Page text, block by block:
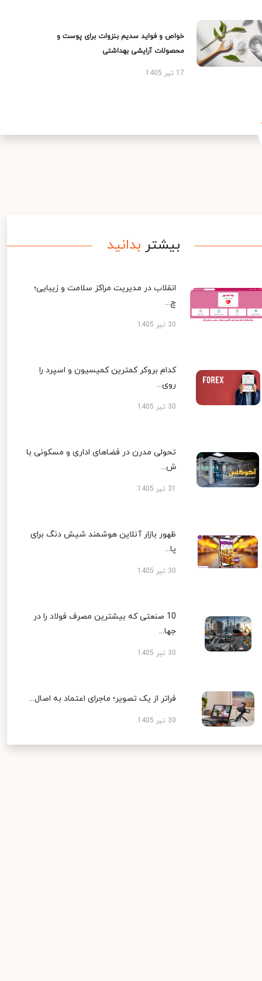
خواص و فواید سدیم بنزوات برای پوست و
محصولات آرایشی بهداشتی
17 تیر 1405
بیشتر بدانید
انقلاب در مدیریت مراکز سلامت و زیبایی؛
چ...
30 تیر 1405
کدام بروکر کمترین کمیسیون و اسپرد را
روی...
30 تیر 1405
تحولی مدرن در فضاهای اداری و مسکونی با
ش...
ظهور بازار آنلاین هوشمند شیش دنگ برای
پا...
30 تیر 1405
10 صنعتی که بیشترین مصرف فولاد را در
جها...
30 تیر 1405
فراتر از یک تصویر؛ ماجرای اعتماد به اصال...
30 تیر 1405